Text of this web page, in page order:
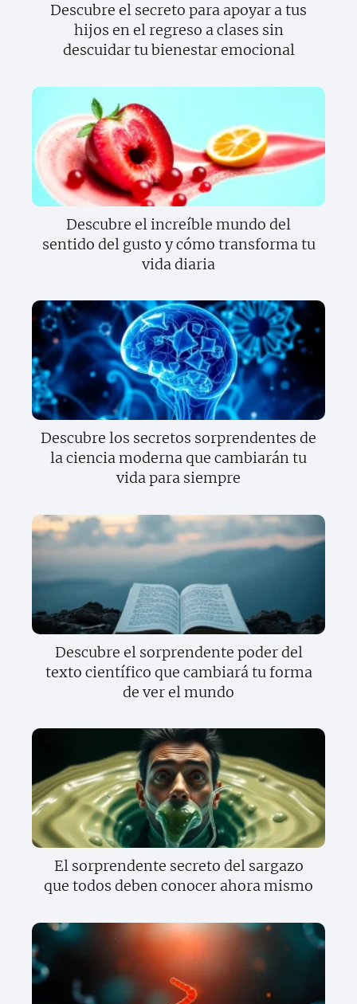
Descubre el secreto para apoyar a tus
hijos en el regreso a clases sin
descuidar tu bienestar emocional
Descubre el increíble mundo del
sentido del gusto y cómo transforma tu
vida diaria
Descubre los secretos sorprendentes de
la ciencia moderna que cambiarán tu
vida para siempre
Descubre el sorprendente poder del
texto científico que cambiará tu forma
de ver el mundo
El sorprendente secreto del sargazo
que todos deben conocer ahora mismo